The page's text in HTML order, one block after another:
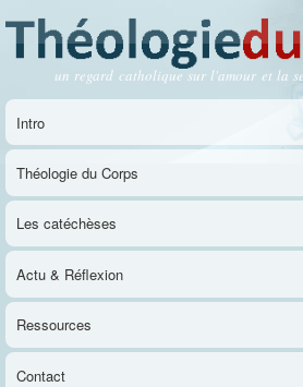
contenu
principal
Théologie du Corps
un regard catholique sur l'amour et la
Menu principal
Intro
Théologie du Corps
Les catéchèses
Actu & Réflexion
Ressources
Contact